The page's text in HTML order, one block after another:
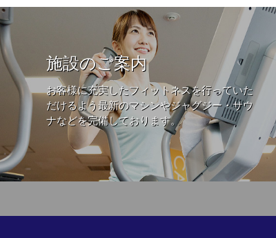
施設のご案内
お客様に充実したフィットネスを行っていた
だけるよう最新のマシンやジャグジー・サウ
ナなどを完備しております。